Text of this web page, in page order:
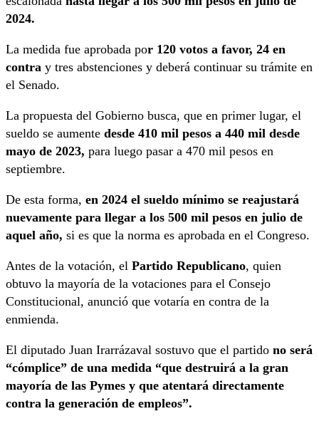
2024.
La medida fue aprobada por 120 votos a favor, 24 en
contra y tres abstenciones y deberá continuar su trámite en
el Senado.
La propuesta del Gobierno busca, que en primer lugar, el
sueldo se aumente desde 410 mil pesos a 440 mil desde
mayo de 2023, para luego pasar a 470 mil pesos en
septiembre.
De esta forma, en 2024 el sueldo mínimo se reajustará
nuevamente para llegar a los 500 mil pesos en julio de
aquel año, si es que la norma es aprobada en el Congreso.
Antes de la votación, el Partido Republicano, quien
obtuvo la mayoría de la votaciones para el Consejo
Constitucional, anunció que votaría en contra de la
enmienda.
El diputado Juan Irarrázaval sostuvo que el partido no será
“cómplice” de una medida “que destruirá a la gran
mayoría de las Pymes y que atentará directamente
contra la generación de empleos”.